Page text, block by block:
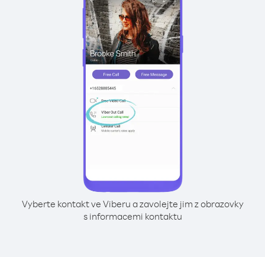
Vyberte kontakt ve Viberu a zavolejte jim z obrazovky
s informacemi kontaktu